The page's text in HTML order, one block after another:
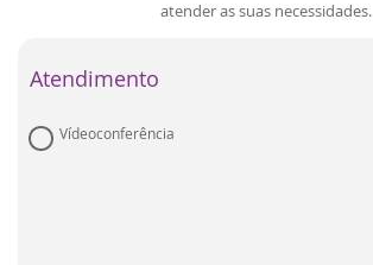
atender as suas necessidades.
Atendimento
Vídeoconferência